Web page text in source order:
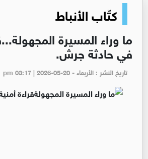
كتّاب الأنباط
ما وراء المسيرة
في حادثة جرش.
تاريخ النشر : الأربعاء - pm 03:17 | 2026-05-20